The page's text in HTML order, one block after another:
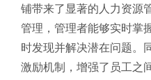
铺带来了显著的人力资源
管理，管理者能够实时掌
时发现并解决潜在问题。
激励机制，增强了员工之